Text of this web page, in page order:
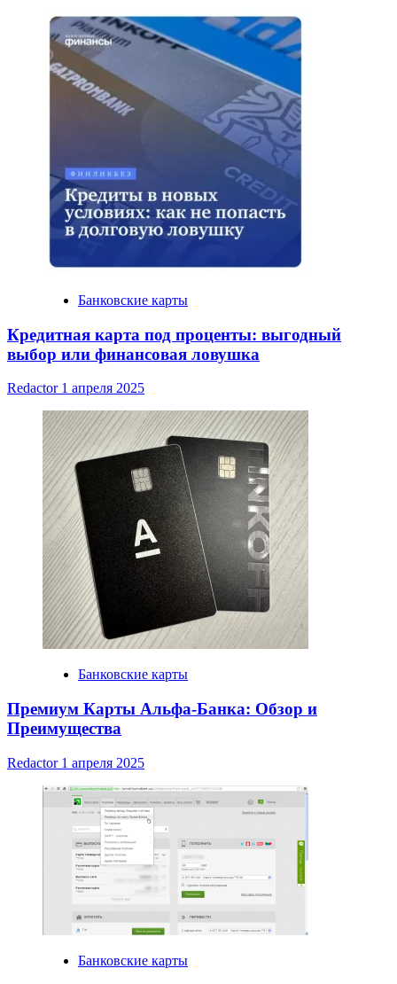
Банковские карты
Кредитная карта под проценты: выгодный
выбор или финансовая ловушка
Redactor 1 апреля 2025
Банковские карты
Премиум Карты Альфа-Банка: Обзор и
Преимущества
Redactor 1 апреля 2025
Банковские карты